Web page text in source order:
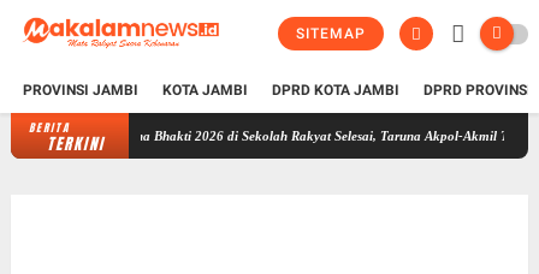
SITEMAP
PROVINSI JAMBI KOTA JAMBI DPRD KOTA JAMBI DPRD
BERITA
TERKINI
Taruna Bhakti 2026 di Sekolah Rakyat Selesai, Taruna Akpol-Akmil Tinggalkan